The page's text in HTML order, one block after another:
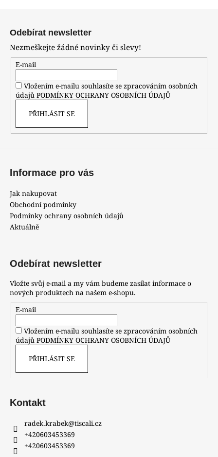
Odebírat newsletter
Nezmeškejte žádné novinky či slevy!
E-mail
Vložením e-mailu souhlasíte se zpracováním osobních
údajů PODMÍNKY OCHRANY OSOBNÍCH ÚDAJŮ
PŘIHLÁSIT SE
Informace pro vás
Jak nakupovat
Obchodní podmínky
Podmínky ochrany osobních údajů
Aktuálně
Odebírat newsletter
Vložte svůj e-mail a my vám budeme zasílat informace o
nových produktech na našem e-shopu.
E-mail
Vložením e-mailu souhlasíte se zpracováním osobních
údajů PODMÍNKY OCHRANY OSOBNÍCH ÚDAJŮ
PŘIHLÁSIT SE
Kontakt
radek.krabek@tiscali.cz
+420603453369
+420603453369